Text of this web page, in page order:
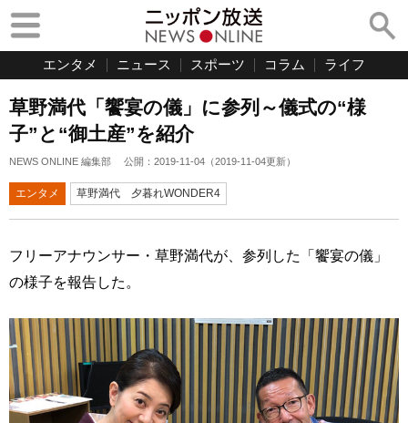
エンタメ ニュース スポーツ コラム ライフ
草野満代「饗宴の儀」に参列～儀式の“様
子”と“御土産”を紹介
NEWS ONLINE 編集部 公開： 2019-11-04 （2019-11-04更新）
エンタメ 草野満代 夕暮れWONDER4
フリーアナウンサー・草野満代が、参列した「饗宴の儀」
の様子を報告した。